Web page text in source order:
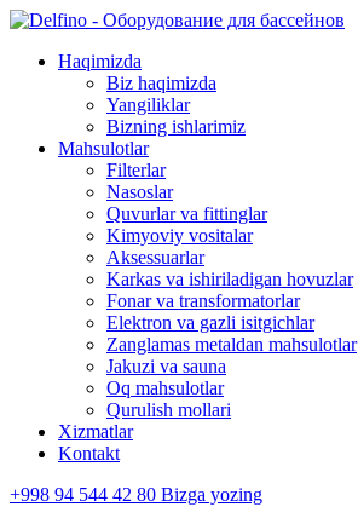
Haqimizda
Biz haqimizda
Yangiliklar
Bizning ishlarimiz
Mahsulotlar
Filterlar
Nasoslar
Quvurlar va fittinglar
Kimyoviy vositalar
Aksessuarlar
Karkas va ishiriladigan hovuzlar
Fonar va transformatorlar
Elektron va gazli isitgichlar
Zanglamas metaldan mahsulotlar
Jakuzi va sauna
Oq mahsulotlar
Qurulish mollari
Xizmatlar
Kontakt
+998 94 544 42 80 Bizga yozing